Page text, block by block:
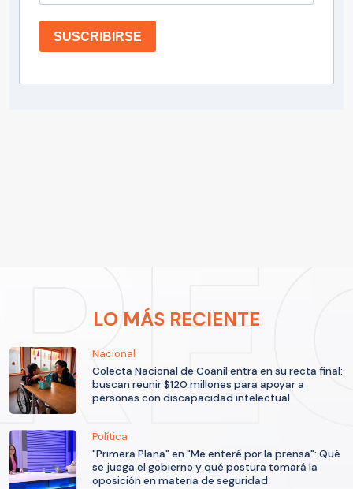
SUSCRIBIRSE
LO MÁS RECIENTE
Nacional
Colecta Nacional de Coanil entra en su recta final:
buscan reunir $120 millones para apoyar a
personas con discapacidad intelectual
Política
"Primera Plana" en "Me enteré por la prensa": Qué
se juega el gobierno y qué postura tomará la
oposición en materia de seguridad